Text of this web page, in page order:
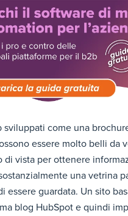
sviluppati come una
essere molto belli da
di vista per ottenere
una vetrina
essere guardata. Un sito
blog HubSpot e quindi